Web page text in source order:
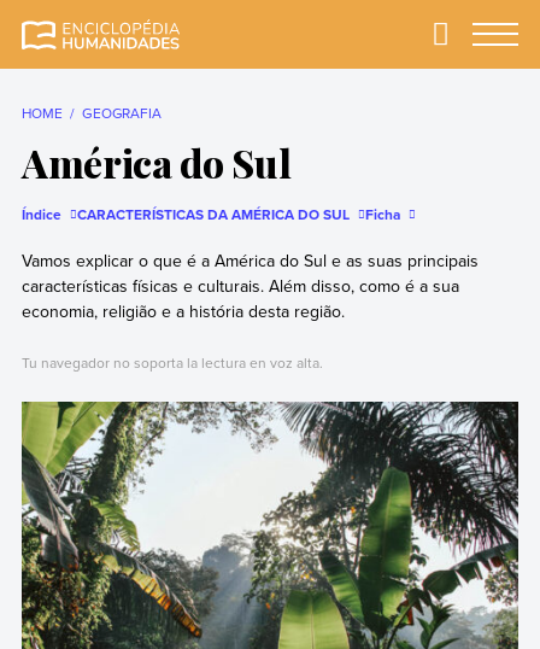
completa e mais
Primary
HOME GEOGRAFIA
América do Sul
Índice CARACTERÍSTICAS DA AMÉRICA DO SUL Ficha
Vamos explicar o que é a América do Sul e as suas principais
características físicas e culturais. Além disso, como é a sua
economia, religião e a história desta região.
Tu navegador no soporta la lectura en voz alta.